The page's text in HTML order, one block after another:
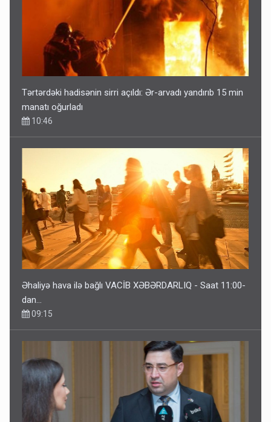
Tərtərdəki hadisənin sirri açıldı: Ər-arvadı yandırıb 15 min
manatı oğurladı
10:46
Əhaliyə hava ilə bağlı VACİB XƏBƏRDARLIQ - Saat 11:00-
dan…
09:15